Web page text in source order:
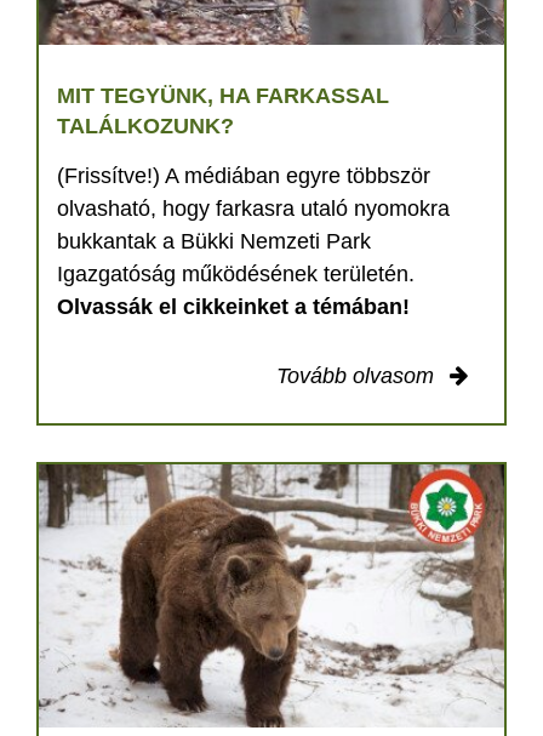
MIT TEGYÜNK, HA FARKASSAL
TALÁLKOZUNK?
(Frissítve!) A médiában egyre többször
olvasható, hogy farkasra utaló nyomokra
bukkantak a Bükki Nemzeti Park
Igazgatóság működésének területén.
Olvassák el cikkeinket a témában!
Tovább olvasom